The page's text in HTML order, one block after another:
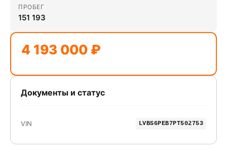
ПРОБЕГ
151 193
4 193 000 ₽
Документы и статус
VIN LVBS6PEB7PT502753